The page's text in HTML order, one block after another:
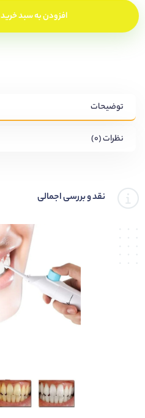
افزودن به سبد خرید
توضیحات
نظرات (۰)
نقد و بررسی اجمالی